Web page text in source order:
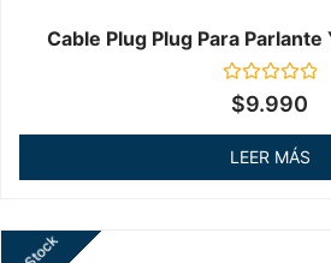
Cable Plug Plug Para
Valorado
en
de
$9.990
LEER MÁS